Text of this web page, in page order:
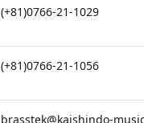
(+81)0766-21-1029
(+81)0766-21-1056
brasstek@kaishindo-